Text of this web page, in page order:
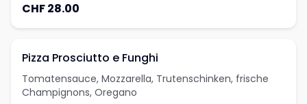
CHF 28.00
Pizza Prosciutto e Funghi
Tomatensauce, Mozzarella, Trutenschinken, frische
Champignons, Oregano